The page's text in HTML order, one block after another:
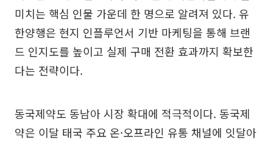
미치는 핵심 인물 가운데 한 명으로 알려져 있다. 유
한양행은 현지 인플루언서 기반 마케팅을 통해 브랜
드 인지도를 높이고 실제 구매 전환 효과까지 확보한
다는 전략이다.
동국제약도 동남아 시장 확대에 적극적이다. 동국제
약은 이달 태국 주요 온·오프라인 유통 채널에 잇달아